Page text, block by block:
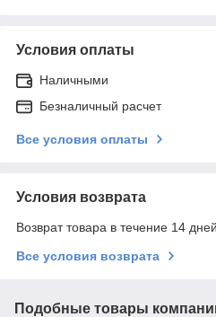
Условия оплаты
Наличными
Безналичный расчет
Все условия оплаты
Условия возврата
Возврат товара в течение 14
Все условия возврата
Подобные товары